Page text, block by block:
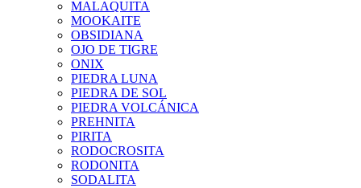
MALAQUITA
MOOKAITE
OBSIDIANA
OJO DE TIGRE
ONIX
PIEDRA LUNA
PIEDRA DE SOL
PIEDRA VOLCÁNICA
PREHNITA
PIRITA
RODOCROSITA
RODONITA
SODALITA